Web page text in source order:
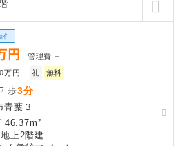
件
円 管理費 －
万円 礼 無料
歩3分
青葉３
46.37m²
上2階建